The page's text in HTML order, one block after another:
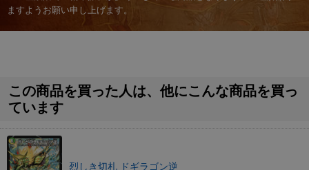
ますようお願い申し上げます。
この商品を買った人は、他にこんな商品を買っ
ています
烈しき切札 ドギラゴン逆